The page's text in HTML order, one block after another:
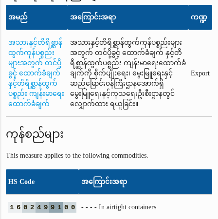
အမည် အကြောင်းအရာ ကဏ္ဍ
အသားနှင့်တိရိစ္ဆာန်
ထွက်ကုန်ပစ္စည်း
များအတွက် တင်ပို့
ခွင့် ထောက်ခံချက်
နှင့်တိရိစ္ဆာန်ထွက်
ပစ္စည်း ကျန်းမာရေး
ထောက်ခံချက်
အသားနှင့်တိရိစ္ဆာန်ထွက်ကုန်ပစ္စည်းများ
အတွက် တင်ပို့ခွင့် ထောက်ခံချက် နှင့်တိ
ရိစ္ဆာန်ထွက်ပစ္စည်း ကျန်းမာရေးထောက်ခံ
ချက်ကို စိုက်ပျိုးရေး၊ မွေးမြူရေးနှင့်
ဆည်မြောင်း၀န်ကြီးဌာနအောက်ရှိ
မွေးမြူရေးနှင့်ကုသရေးဦးစီးဌာနတွင်
လျှောက်ထား ရယူခြင်း။
Export
ကုန်စည်များ
This measure applies to the following commodities.
HS Code အကြောင်းအရာ
1 6 0 2 4 9 9 1 0 0 - - - - In airtight containers